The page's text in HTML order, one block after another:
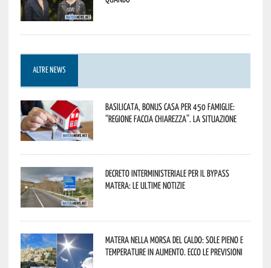
ALTRE NEWS
Basilicata, Bonus casa per 450 famiglie:
“Regione faccia chiarezza”. La situazione
Decreto interministeriale per il Bypass
Matera: le ultime notizie
Matera nella morsa del caldo: sole pieno e
temperature in aumento. Ecco le previsioni